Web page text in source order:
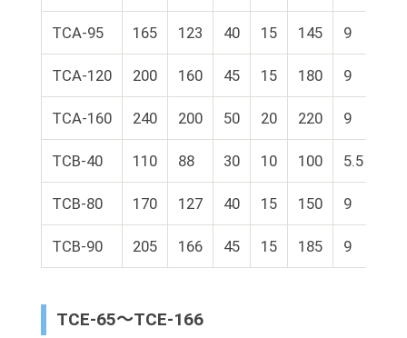
TCA-95 165 123 40 15 145 9
TCA-120 200 160 45 15 180 9
TCA-160 240 200 50 20 220 9
TCB-40 110 88 30 10 100 5.5
TCB-80 170 127 40 15 150 9
TCB-90 205 166 45 15 185 9
TCE-65～TCE-166